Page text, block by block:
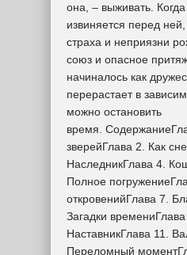
она, – выживать.
извиняется перед
страха и неприязни
союз и опасное
начиналось как
перерастает в
можно остановить
время.
зверейГлава 2. Как
НаследникГлава 4.
Полное
откровенийГлава 7.
Загадки
НаставникГлава 11.
Переломный